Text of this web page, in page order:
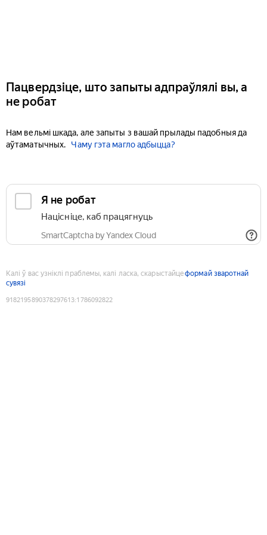
Пацвердзіце, што запыты адпраўлялі вы, а
не робат
Нам вельмі шкада, але запыты з вашай прылады падобныя да
аўтаматычных.
Чаму гэта магло адбыцца?
Я не робат
Націсніце, каб працягнуць
SmartCaptcha by Yandex Cloud
Калі ў вас узніклі праблемы, калі ласка, скарыстайцеформай зваротнай
сувязі
9182195890378297613:1786092822